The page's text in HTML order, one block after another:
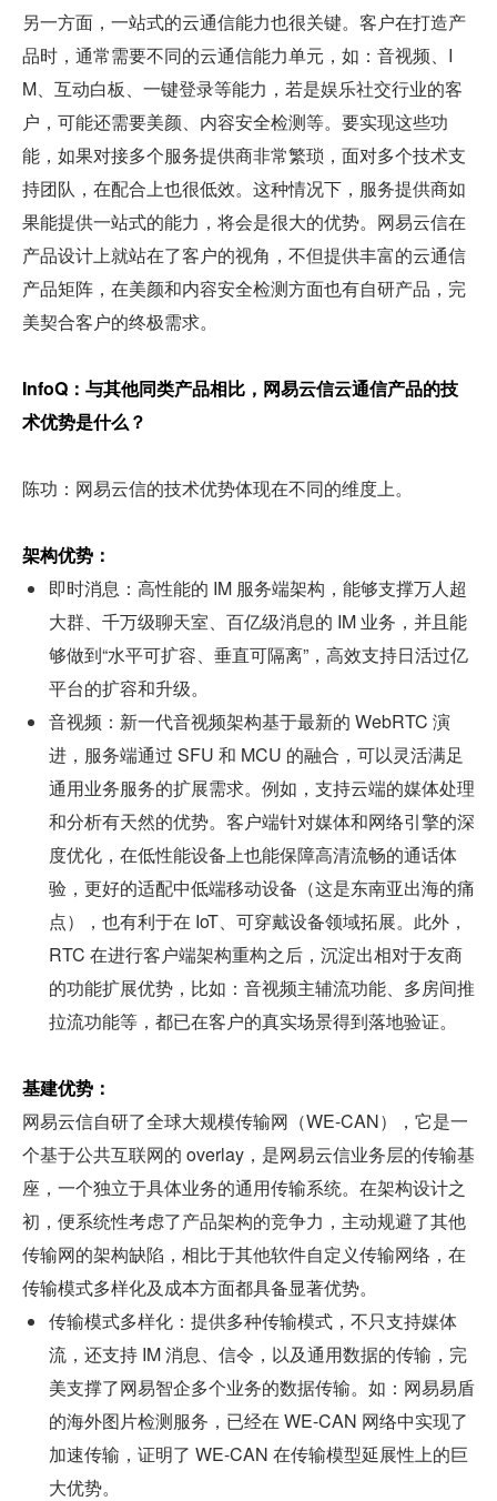
另一方面，一站式的云通信能力也很关键。客户在打造产
品时，通常需要不同的云通信能力单元，如：音视频、I
M、互动白板、一键登录等能力，若是娱乐社交行业的客
户，可能还需要美颜、内容安全检测等。要实现这些功
能，如果对接多个服务提供商非常繁琐，面对多个技术支
持团队，在配合上也很低效。这种情况下，服务提供商如
果能提供一站式的能力，将会是很大的优势。网易云信在
产品设计上就站在了客户的视角，不但提供丰富的云通信
产品矩阵，在美颜和内容安全检测方面也有自研产品，完
美契合客户的终极需求。
InfoQ：与其他同类产品相比，网易云信云通信产品的技
术优势是什么？
陈功：网易云信的技术优势体现在不同的维度上。
架构优势：
即时消息：高性能的 IM 服务端架构，能够支撑万人超
大群、千万级聊天室、百亿级消息的 IM 业务，并且能
够做到“水平可扩容、垂直可隔离”，高效支持日活过亿
平台的扩容和升级。
音视频：新一代音视频架构基于最新的 WebRTC 演
进，服务端通过 SFU 和 MCU 的融合，可以灵活满足
通用业务服务的扩展需求。例如，支持云端的媒体处理
和分析有天然的优势。客户端针对媒体和网络引擎的深
度优化，在低性能设备上也能保障高清流畅的通话体
验，更好的适配中低端移动设备（这是东南亚出海的痛
点），也有利于在 IoT、可穿戴设备领域拓展。此外，
RTC 在进行客户端架构重构之后，沉淀出相对于友商
的功能扩展优势，比如：音视频主辅流功能、多房间推
拉流功能等，都已在客户的真实场景得到落地验证。
基建优势：
网易云信自研了全球大规模传输网（WE-CAN），它是一
个基于公共互联网的 overlay，是网易云信业务层的传输基
座，一个独立于具体业务的通用传输系统。在架构设计之
初，便系统性考虑了产品架构的竞争力，主动规避了其他
传输网的架构缺陷，相比于其他软件自定义传输网络，在
传输模式多样化及成本方面都具备显著优势。
传输模式多样化：提供多种传输模式，不只支持媒体
流，还支持 IM 消息、信令，以及通用数据的传输，完
美支撑了网易智企多个业务的数据传输。如：网易易盾
的海外图片检测服务，已经在 WE-CAN 网络中实现了
加速传输，证明了 WE-CAN 在传输模型延展性上的巨
大优势。